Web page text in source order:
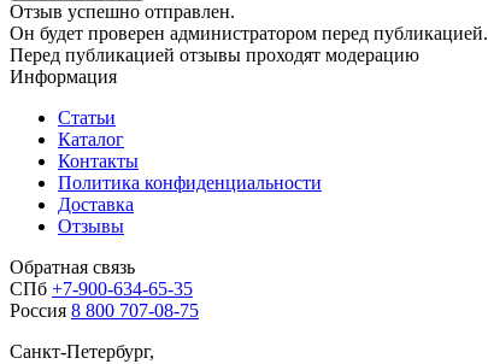
Отзыв успешно отправлен.
Он будет проверен администратором перед публикацией.
Перед публикацией отзывы проходят модерацию
Информация
Статьи
Каталог
Контакты
Политика конфиденциальности
Доставка
Отзывы
Обратная связь
СПб +7-900-634-65-35
Россия 8 800 707-08-75
Санкт-Петербург,